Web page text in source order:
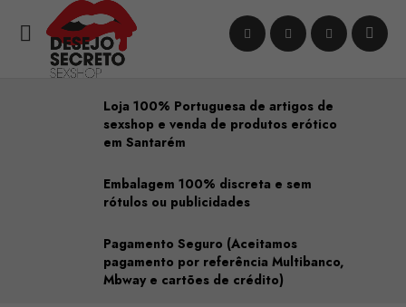

Loja 100% Portuguesa de artigos de
sexshop e venda de produtos erótico
em Santarém
Embalagem 100% discreta e sem
rótulos ou publicidades
Pagamento Seguro (Aceitamos
pagamento por referência Multibanco,
Mbway e cartões de crédito)